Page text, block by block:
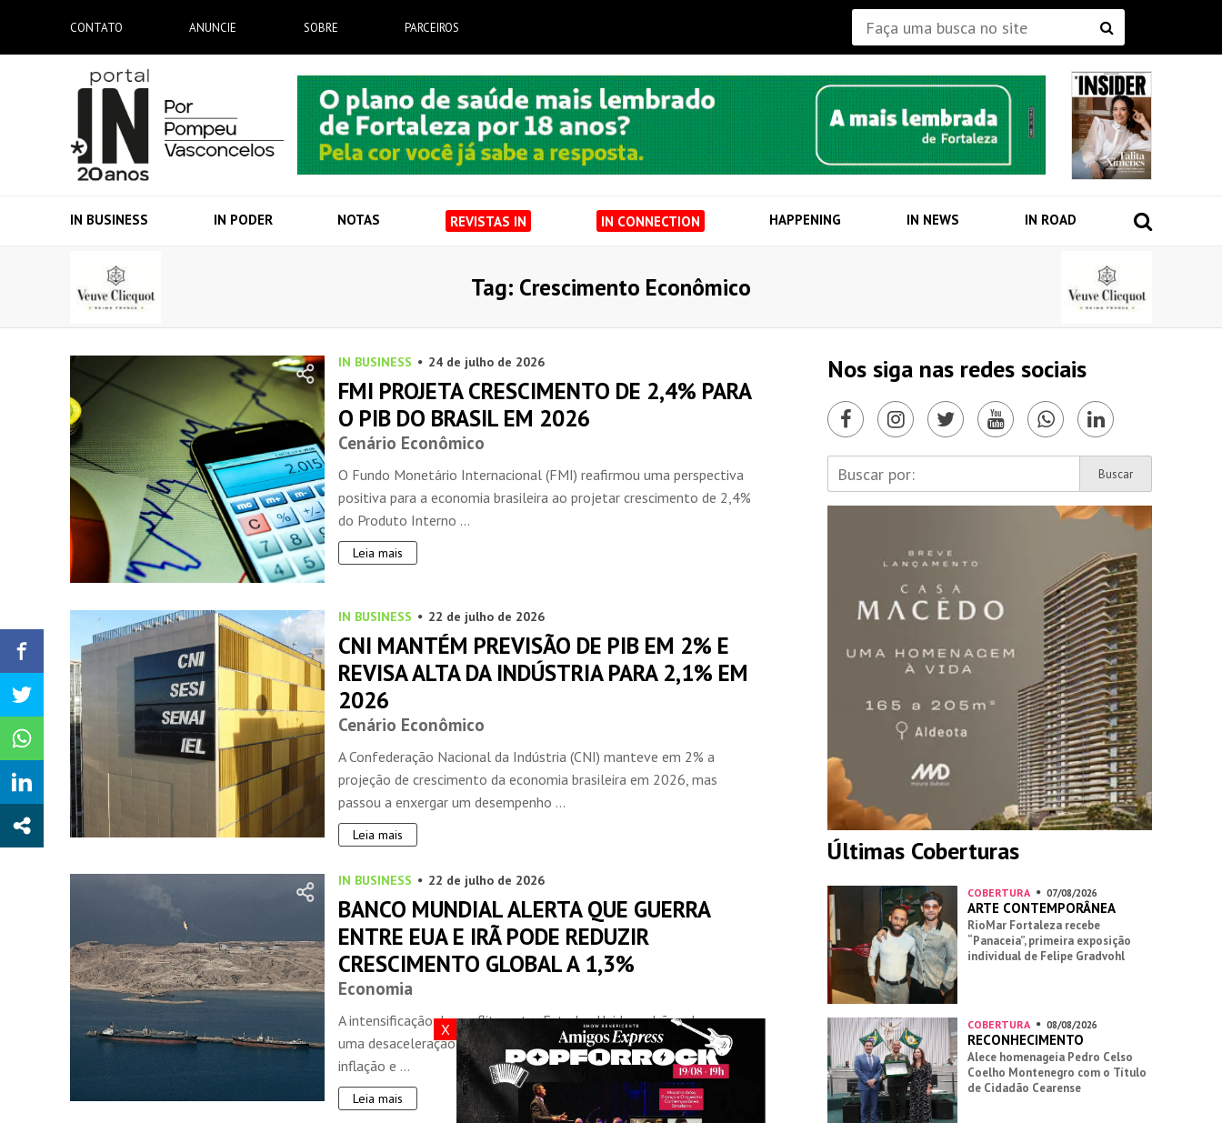
CONTATO ANUNCIE SOBRE PARCEIROS
IN BUSINESS IN PODER NOTAS REVISTAS IN IN CONNECTION HAPPENING IN NEWS IN ROAD
Tag: Crescimento Econômico
IN BUSINESS 24 de julho de 2026
FMI PROJETA CRESCIMENTO DE 2,4% PARA
O PIB DO BRASIL EM 2026
Cenário Econômico
O Fundo Monetário Internacional (FMI) reafirmou uma perspectiva
positiva para a economia brasileira ao projetar crescimento de 2,4%
do Produto Interno ...
Leia mais
IN BUSINESS 22 de julho de 2026
CNI MANTÉM PREVISÃO DE PIB EM 2% E
REVISA ALTA DA INDÚSTRIA PARA 2,1% EM
2026
Cenário Econômico
A Confederação Nacional da Indústria (CNI) manteve em 2% a
projeção de crescimento da economia brasileira em 2026, mas
passou a enxergar um desempenho ...
Leia mais
IN BUSINESS 22 de julho de 2026
BANCO MUNDIAL ALERTA QUE GUERRA
ENTRE EUA E IRÃ PODE REDUZIR
CRESCIMENTO GLOBAL A 1,3%
Economia
A intensificação do conflito entre Estados Unidos e Irã pode provocar
uma desaceleração significativa da economia mundial, reacender a
inflação e ...
Leia mais
Nos siga nas redes sociais
Últimas Coberturas
COBERTURA 07/08/2026
ARTE CONTEMPORÂNEA
RioMar Fortaleza recebe
“Panaceia”, primeira exposição
individual de Felipe Gradvohl
COBERTURA 08/08/2026
RECONHECIMENTO
Alece homenageia Pedro Celso
Coelho Montenegro com o Título
de Cidadão Cearense
X